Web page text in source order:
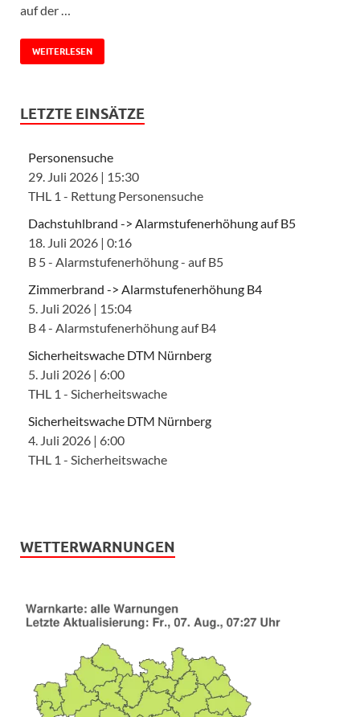
auf der …
WEITERLESEN
LETZTE EINSÄTZE
Personensuche
29. Juli 2026 | 15:30
THL 1 - Rettung Personensuche
Dachstuhlbrand -> Alarmstufenerhöhung auf B5
18. Juli 2026 | 0:16
B 5 - Alarmstufenerhöhung - auf B5
Zimmerbrand -> Alarmstufenerhöhung B4
5. Juli 2026 | 15:04
B 4 - Alarmstufenerhöhung auf B4
Sicherheitswache DTM Nürnberg
5. Juli 2026 | 6:00
THL 1 - Sicherheitswache
Sicherheitswache DTM Nürnberg
4. Juli 2026 | 6:00
THL 1 - Sicherheitswache
WETTERWARNUNGEN